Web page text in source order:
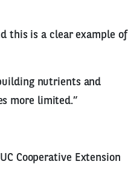
this is a clear example of
nutrients and
more limited.”
Cooperative Extension